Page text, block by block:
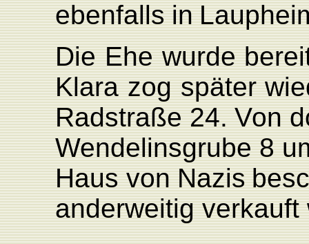
ebenfalls in L
Die Ehe wurde
Klara zog später
Radstraße 24. Von
Wendelinsgrube 8
Hausvon Nazis
anderweitig verkauft